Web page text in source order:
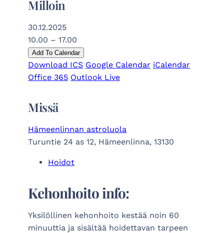
Milloin
30.12.2025
10.00 – 17.00
Add To Calendar
Download ICS Google Calendar iCalendar
Office 365 Outlook Live
Missä
Hämeenlinnan astroluola
Turuntie 24 as 12, Hämeenlinna, 13130
Hoidot
Kehonhoitoinfo:
Yksilöllinen kehonhoito kestää noin 60
minuuttia ja sisältää hoidettavan tarpeen